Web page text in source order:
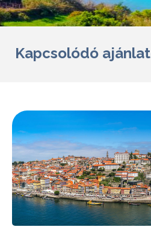
Kapcsolódó